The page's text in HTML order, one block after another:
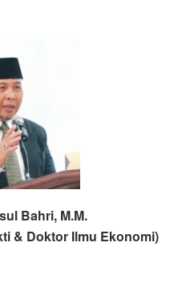
Bahri, M.M.
& Doktor Ilmu Ekonomi)